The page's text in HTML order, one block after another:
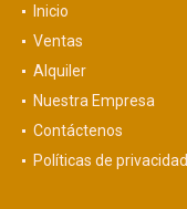
Inicio
Ventas
Alquiler
Nuestra Empresa
Contáctenos
Políticas de privacidad